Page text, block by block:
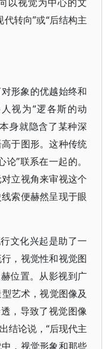
转向”或“后结构主
形象的优越始终和
视为“逻各斯的动
身就隐含了某种深
于图形。这种传统
”联系在一起的。
立视角来审视这个
索便赫然呈现于眼
文化兴起是助了一
，视觉性和视觉图
位置。从影视到广
艺术，视觉图像及
，导致了视觉图像
结论说，“后现代主
，视觉形象和那些